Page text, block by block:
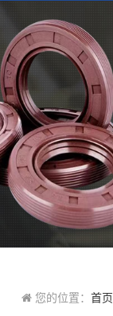
您的位置： 首页